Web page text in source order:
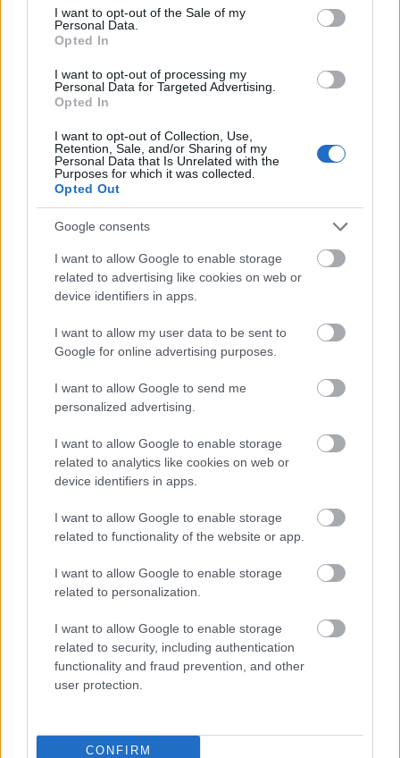
consent section.
I want to opt-out of the Sale of my
Personal Data.
Opted In
I want to opt-out of processing my
Personal Data for Targeted Advertising.
Opted In
I want to opt-out of Collection, Use,
Retention, Sale, and/or Sharing of my
Personal Data that Is Unrelated with the
Purposes for which it was collected.
Opted Out
Google consents
I want to allow Google to enable storage
related to advertising like cookies on web or
device identifiers in apps.
I want to allow my user data to be sent to
Google for online advertising purposes.
I want to allow Google to send me
personalized advertising.
I want to allow Google to enable storage
related to analytics like cookies on web or
device identifiers in apps.
I want to allow Google to enable storage
related to functionality of the website or app.
I want to allow Google to enable storage
related to personalization.
I want to allow Google to enable storage
related to security, including authentication
functionality and fraud prevention, and other
user protection.
CONFIRM
dozalar və uzunmüddətli istifadə üçün əlavə
təlimatlara əməl etmək vacibdir. Yüksək qəbul
insulin müqavimətinə və ya qaraciyər problemlərinə
səbəb ola bilər.
CLA əlavələrinə başlamazdan əvvəl bir sağlamlıq
riskləri anlamağa kömək edən fərdi məsləhətlər
verə bilərlər. Bu, əlavələrin sağlamlıq
məqsədlərinizə cavab verməsini təmin edir.
CLA və Sənaye Trans Yağları
Birləşdirilmiş linoleik turşu (CLA) və sənaye trans
Onların hər ikisi struktur izomerləridir, lakin
sağlamlığa fərqli təsirləri var. Ət və süd
məhsullarında olan CLA, çəki idarə etməyə və
metabolik sağlamlığı yaxşılaşdırmağa kömək edə
İşlənmiş qidalarda olan sənaye trans yağları ürək
xəstəliyi və iltihab kimi ciddi sağlamlıq riskləri
yaradır. Tədqiqatlar bu yağlar və mənfi sağlamlıq
nəticələri arasında əlaqə olduğunu göstərir. Bu,
pəhriz yağlarının müqayisəsinin vacibliyini
vurğulayır.
Pəhrizinizə CLA əlavə etmək sənaye trans yağlarını
istehlak etməkdən daha sağlam seçim ola bilər.
Zərərli yağ riskləri olmadan qida ehtiyaclarını
dəstəkləyir.
arasındakı fərqlər